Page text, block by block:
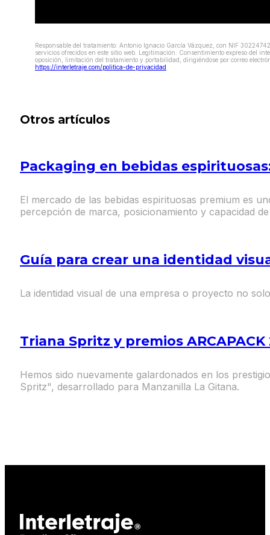
Responsable del tratamiento: Antonio Ignacio García Vázquez, con NIF
servicios ofrecidos en este sitio web.
Legitimación: Consentimiento expreso del
oposición, limitación del tratamiento y portabilidad, dirigiéndose por correo
https://interletraje.com/politica-de-privacidad
Otros artículos
Packaging en bebidas
El mercado de las bebidas espirituosas premium es
percepción de marca, posicionamiento y capacidad
Guía para crear una identidad
La identidad visual de una empresa o proyecto no
Triana Spritz y premios ARCAPACK
Hemos sido nuevamente galardonados en los
Spritz", desarrollado para Manzanilla La Gitana.